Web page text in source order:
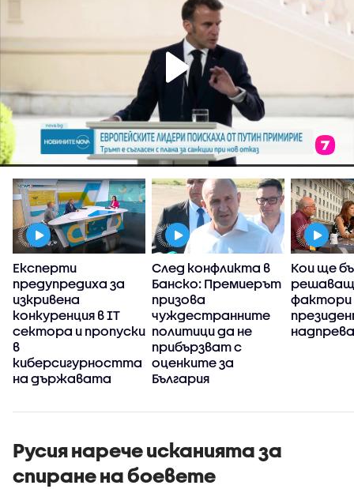
Експерти
предупредиха за
изкривена
конкуренция в IT
сектора и пропуски
в
киберсигурността
на държавата
След конфликта в
Банско: Премиерът
призова
чуждестранните
политици да не
прибързват с
оценките за
България
Кои ще
фактори
Русия нарече исканията за
спиране на боевете